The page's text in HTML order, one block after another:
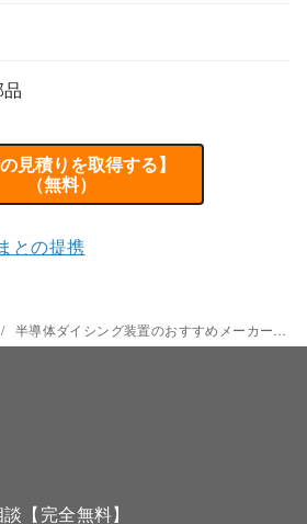
の見積りを取得する】
（無料）
との提携
半導体ダイシング装置のおすすめメーカーと価格相場
【完全無料】